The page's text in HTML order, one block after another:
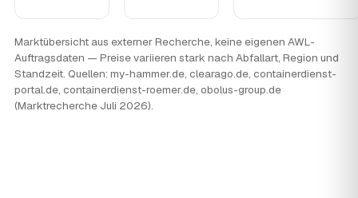
Marktübersicht aus externer Recherche, keine eigenen AWL-
Auftragsdaten — Preise variieren stark nach Abfallart, Region und
Standzeit. Quellen: my-hammer.de, clearago.de, containerdienst-
portal.de, containerdienst-roemer.de, obolus-group.de
(Marktrecherche Juli 2026).